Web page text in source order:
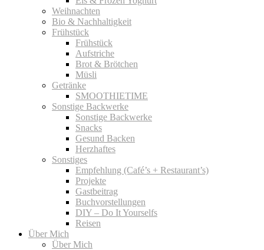
Weihnachten
Bio & Nachhaltigkeit
Frühstück
Frühstück
Aufstriche
Brot & Brötchen
Müsli
Getränke
SMOOTHIETIME
Sonstige Backwerke
Sonstige Backwerke
Snacks
Gesund Backen
Herzhaftes
Sonstiges
Empfehlung (Café’s + Restaurant’s)
Projekte
Gastbeitrag
Buchvorstellungen
DIY – Do It Yourselfs
Reisen
Über Mich
Über Mich